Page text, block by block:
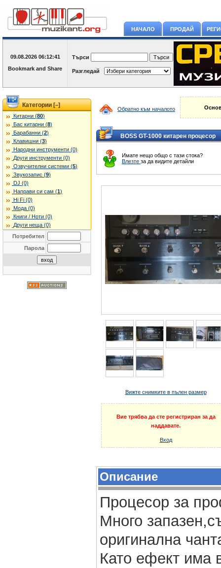
НАЧАЛО ПРОДАЙ
09.08.2026 06:12:41 Търси
Разгледай
Категории [–]
Китарни (80)
Бас китарни (8)
Барабанни (2)
Клавишни (3)
Народни инструменти (0)
Други инструменти (0)
Озвучителни системи (5)
Звукозапис (9)
DJ (0)
Направи си сам (1)
Hi Fi (0)
Мода (0)
Книги / Ноти (0)
Други неща (0)
Потребител
Парола
Обратно към началото
BOSS GT-1000 китарен процесор
Имате нещо общо с тази стока?
Влезте за да видите детайли
Вижте снимките в пълен размер
Вие трябва да сте регистриран за да
наддавате.
Вход
Описание
Процесор за
Mного
оригинална
Като ефект има